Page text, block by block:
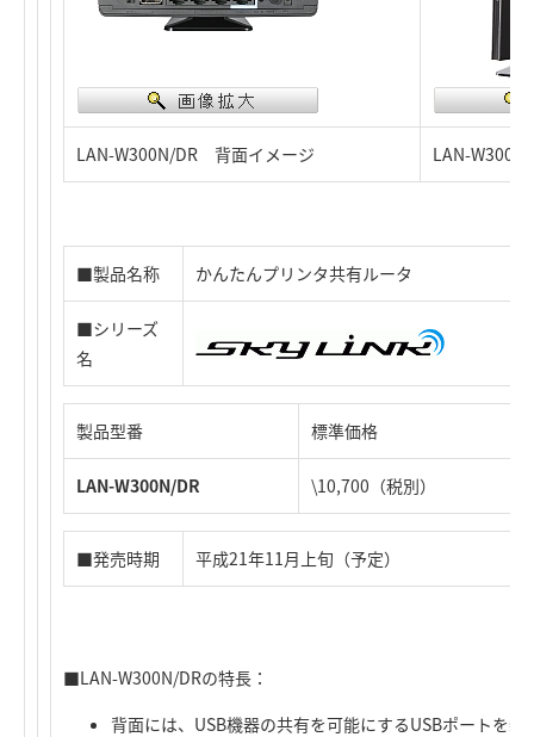
LAN-W300N/DR 背面イメージ LAN-
■製品名称 かんたんプリンタ共有ルータ
■シリーズ
名
製品型番 標準価格
LAN-W300N/DR \10,700（税別）
■発売時期 平成21年11月上旬（予定）
■LAN-W300N/DRの特長：
背面には、USB機器の共有を可能にするUSBポートを